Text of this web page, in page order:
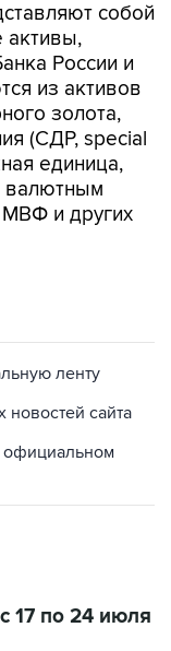
собой
России и
из активов
золота,
(СДР, special
единица,
валютным
и других
ленту
новостей сайта
официальном
17 по 24 июля